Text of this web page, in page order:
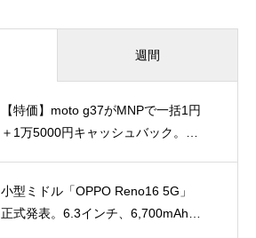
週間
【特価】moto g37がMNPで一括1円
＋1万5000円キャッシュバック。ス
小型ミドル「OPPO Reno16 5G」
正式発表。6.3インチ、6,700mAhバ